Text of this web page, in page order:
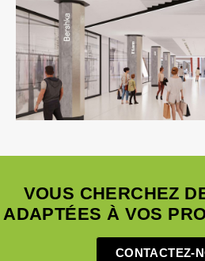
Fluides Immobilier Commercial
VRD
VOUS CHERCHEZ
ADAPTÉES À VOS
CONTACTEZ-